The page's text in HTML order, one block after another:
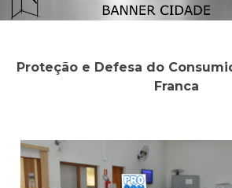
Proteção e Defesa do
Franca